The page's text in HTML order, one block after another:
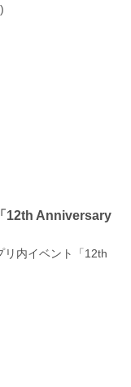
12th Anniversary
リ内イベント「12th